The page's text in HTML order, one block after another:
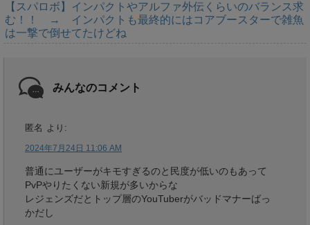
【スパロボ】インパクトやアルファ外伝くらいのバランス求
む！！ → インパクトも最終的にはコアブースターで雑魚
は一撃で倒せてたけどね
みんなのコメント
匿名 より:
2024年7月24日 11:06 AM
普通にユーザーがキモすぎるのと民度が低いのもあって
PvPやりたくない新規が多いからな
レジェンズだとトップ層のYouTuberがバッドマナーばっ
かだし